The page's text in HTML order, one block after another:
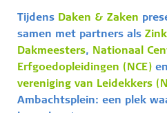
Tijdens Daken & Zaken
samen met partners als
Dakmeesters, Nationaal
Erfgoedopleidingen (NCE)
vereniging van Leidekkers
Ambachtsplein: een plek